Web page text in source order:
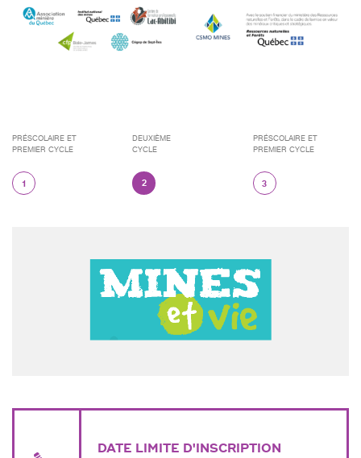
PRÉSCOLAIRE ET
PREMIER CYCLE
1
DEUXIÈME
CYCLE
2
PRÉSCOLAIRE ET
PREMIER CYCLE
3
DATE LIMITE D'INSCRIPTION